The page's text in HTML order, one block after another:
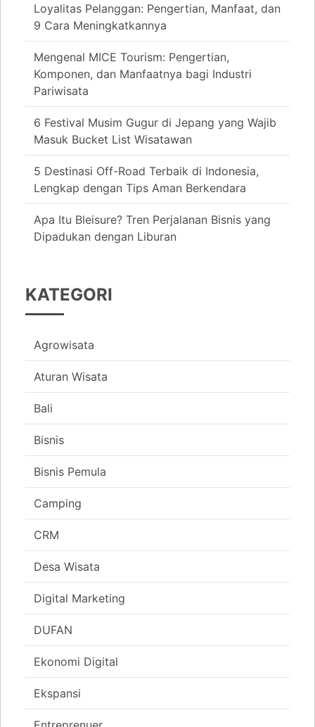
Loyalitas Pelanggan: Pengertian, Manfaat, dan
9 Cara Meningkatkannya
Mengenal MICE Tourism: Pengertian,
Komponen, dan Manfaatnya bagi Industri
Pariwisata
6 Festival Musim Gugur di Jepang yang Wajib
Masuk Bucket List Wisatawan
5 Destinasi Off-Road Terbaik di Indonesia,
Lengkap dengan Tips Aman Berkendara
Apa Itu Bleisure? Tren Perjalanan Bisnis yang
Dipadukan dengan Liburan
KATEGORI
Agrowisata
Aturan Wisata
Bali
Bisnis
Bisnis Pemula
Camping
CRM
Desa Wisata
Digital Marketing
DUFAN
Ekonomi Digital
Ekspansi